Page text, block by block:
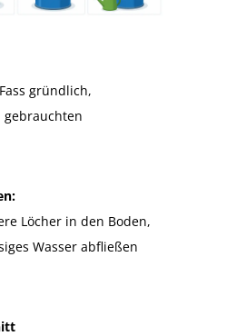
gründlich,
gebrauchten
Löcher in den Boden,
Wasser abfließen